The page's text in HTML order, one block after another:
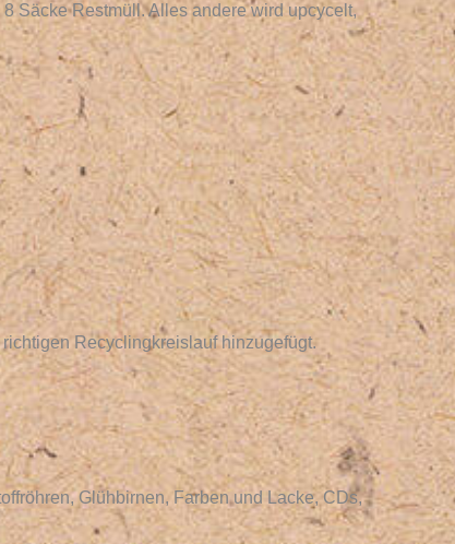
Säcke Restmüll. Alles andere wird upcycelt,
Recyclingkreislauf hinzugefügt.
Glühbirnen, Farben und Lacke, CDs,